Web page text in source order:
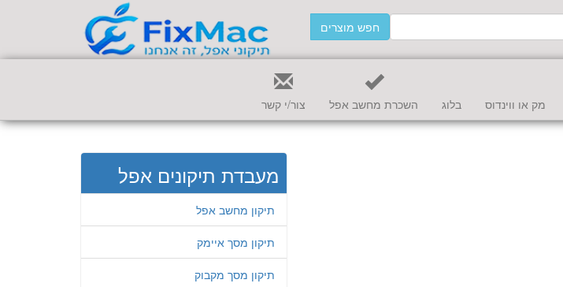
חפש מוצרים
מק או ווינדוס בלוג השכרת מחשב אפל צור/י קשר
מעבדת תיקונים אפל
תיקון מחשב אפל
תיקון מסך איימק
תיקון מסך מקבוק